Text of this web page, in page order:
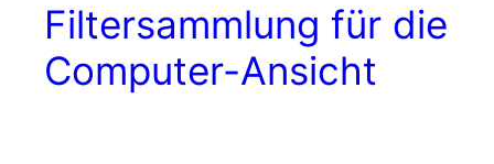
Filtersammlung für die
Computer-Ansicht